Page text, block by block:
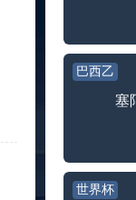
标签： 2024
月12
托尔莫
2024
斯诺克元老斯诺克
标签：
月
穆纳尔vs
巴西乙
塞
世界杯